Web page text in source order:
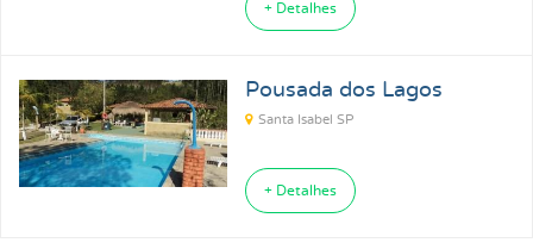
+ Detalhes
Pousada dos Lagos
Santa Isabel SP
+ Detalhes